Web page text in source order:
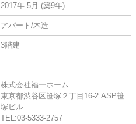
2017年 5月 (築9年)
アパート/木造
3階建
株式会社福一ホーム
東京都渋谷区笹塚２丁目16-2 ASP笹
塚ビル
TEL:03-5333-2757